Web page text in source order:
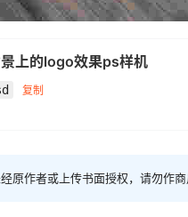
上的logo效果ps样机
复制
原作者或上传书面授权，请勿作